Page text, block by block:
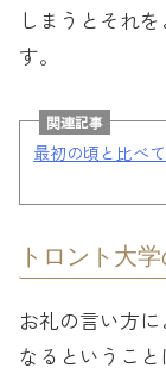
しまうとそれ
す。
関連記事
最初の頃と比べ
トロント大
お礼の言い方
なるというこ